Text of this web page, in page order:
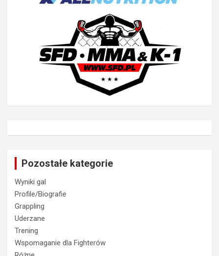
Pozostałe kategorie
Wyniki gal
Profile/Biografie
Grappling
Uderzane
Trening
Wspomaganie dla Fighterów